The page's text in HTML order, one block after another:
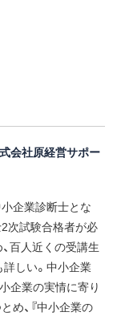
会社原経営サポー
企業診断士とな
2次試験合格者が必
百人近くの受講生
しい。中小企業
企業の実情に寄り
め、『中小企業の